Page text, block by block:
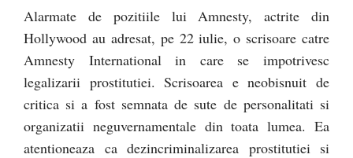
Alarmate de pozitiile lui Amnesty, actrite din
Hollywood au adresat, pe 22 iulie, o scrisoare catre
Amnesty International in care se impotrivesc
legalizarii prostitutiei. Scrisoarea e neobisnuit de
critica si a fost semnata de sute de personalitati si
organizatii neguvernamentale din toata lumea. Ea
atentioneaza ca dezincriminalizarea prostitutiei si